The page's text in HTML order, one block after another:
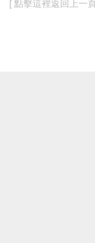
[ 點擊這裡返回上一